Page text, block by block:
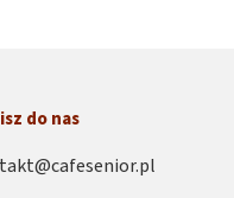
do nas